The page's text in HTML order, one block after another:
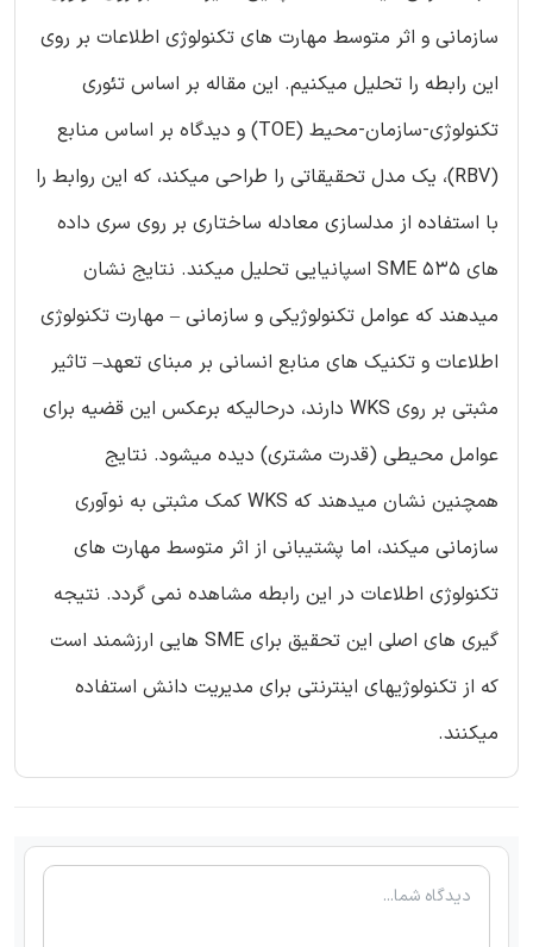
سازمانی و اثر متوسط مهارت های تکنولوژی اطلاعات بر روی
این رابطه را تحلیل میکنیم. این مقاله بر اساس تئوری
تکنولوژی-سازمان-محیط (TOE) و دیدگاه بر اساس منابع
(RBV)، یک مدل تحقیقاتی را طراحی میکند، که این روابط را
با استفاده از مدلسازی معادله ساختاری بر روی سری داده
های 535 SME اسپانیایی تحلیل میکند. نتایج نشان
میدهند که عوامل تکنولوژیکی و سازمانی – مهارت تکنولوژی
اطلاعات و تکنیک های منابع انسانی بر مبنای تعهد– تاثیر
مثبتی بر روی WKS دارند، درحالیکه برعکس این قضیه برای
عوامل محیطی (قدرت مشتری) دیده میشود. نتایج
همچنین نشان میدهند که WKS کمک مثبتی به نوآوری
سازمانی میکند، اما پشتیبانی از اثر متوسط مهارت های
تکنولوژی اطلاعات در این رابطه مشاهده نمی گردد. نتیجه
گیری های اصلی این تحقیق برای SME هایی ارزشمند است
که از تکنولوژیهای اینترنتی برای مدیریت دانش استفاده
میکنند.